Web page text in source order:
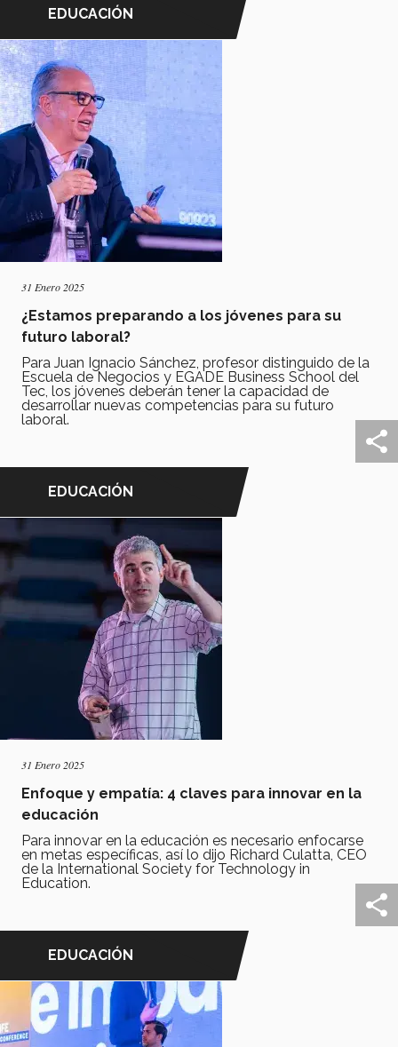
EDUCACIÓN
31 Enero 2025
¿Estamos preparando a los jóvenes para su
futuro laboral?
Para Juan Ignacio Sánchez, profesor distinguido de la
Escuela de Negocios y EGADE Business School del
Tec, los jóvenes deberán tener la capacidad de
desarrollar nuevas competencias para su futuro
laboral.
EDUCACIÓN
31 Enero 2025
Enfoque y empatía: 4 claves para innovar en la
educación
Para innovar en la educación es necesario enfocarse
en metas específicas, así lo dijo Richard Culatta, CEO
de la International Society for Technology in
Education.
EDUCACIÓN